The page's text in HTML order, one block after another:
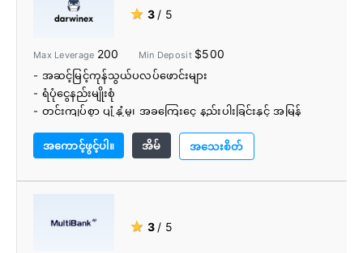
★ 3 / 5
Max Leverage 200 Min Deposit $500
- အဆင့်မြင့်ကုန်သွယ်ပလပ်ဖောင်းများ
- ရံပုံငွေနည်းမျိုးစုံ
- တင်းကျပ်စွာ ပျံ့နှံ့မှု၊ အခကြေးငွေ နည်းပါးခြင်းနှင့် အမြန်
- တင်းကျပ်သောစည်းမျဉ်း
- ခွဲခြားထားသောအကောင့်များ
- ဒါဝင်များ
- တိုက်ရိုက်စျေးကွက်ဝင်ရောက်မှု (DMA)
အကောင့်ဖွင့်ပါ။ အိမ် အသေးစိတ်
★ 3 / 5